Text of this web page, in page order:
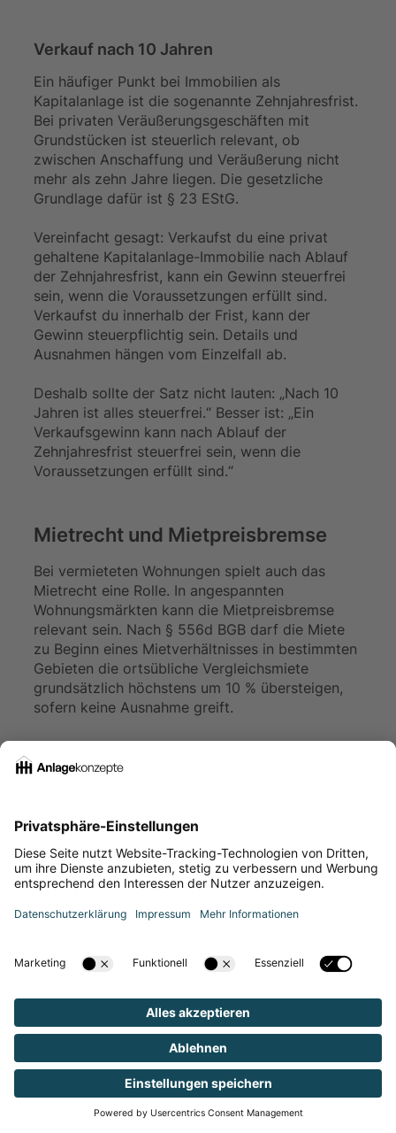
Verkauf nach 10 Jahren
Ein häufiger Punkt bei Immobilien als
Kapitalanlage ist die sogenannte Zehnjahresfrist.
Bei privaten Veräußerungsgeschäften mit
Grundstücken ist steuerlich relevant, ob
zwischen Anschaffung und Veräußerung nicht
mehr als zehn Jahre liegen. Die gesetzliche
Grundlage dafür ist § 23 EStG.
Vereinfacht gesagt: Verkaufst du eine privat
gehaltene Kapitalanlage-Immobilie nach Ablauf
der Zehnjahresfrist, kann ein Gewinn steuerfrei
sein, wenn die Voraussetzungen erfüllt sind.
Verkaufst du innerhalb der Frist, kann der
Gewinn steuerpflichtig sein. Details und
Ausnahmen hängen vom Einzelfall ab.
Deshalb sollte der Satz nicht lauten: „Nach 10
Jahren ist alles steuerfrei.“ Besser ist: „Ein
Verkaufsgewinn kann nach Ablauf der
Zehnjahresfrist steuerfrei sein, wenn die
Voraussetzungen erfüllt sind.“
Mietrecht und Mietpreisbremse
Bei vermieteten Wohnungen spielt auch das
Mietrecht eine Rolle. In angespannten
Wohnungsmärkten kann die Mietpreisbremse
relevant sein. Nach § 556d BGB darf die Miete
zu Beginn eines Mietverhältnisses in bestimmten
Gebieten die ortsübliche Vergleichsmiete
grundsätzlich höchstens um 10 % übersteigen,
sofern keine Ausnahme greift.
Für Anleger bedeutet das: Rechne nicht blind mit
beliebigen Mietsteigerungen. Prüfe Mietspiegel,
Grenzen.
In vielen Regionen greift zu dem eine Grenze
(meistens 15 oder 20%), welche Mieterhöhungen
Finanzierung mit und ohne
Die Finanzierung entscheidet oft darüber, ob
eine Kapitalanlage-Immobilie funktioniert. Es
reicht nicht, dass die Immobilie auf dem Papier
attraktiv wirkt. Die Bank muss den Kauf
finanzieren und deine Haushaltsrechnung muss
tragfähig bleiben. Der Einsatz von Eigenkapital